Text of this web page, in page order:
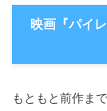
映画『パイ
もともと前作ま